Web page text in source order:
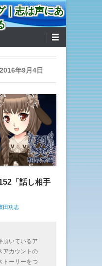
｜志は声にあ
2016年9月4日
「話し相手
田功志
頂いているア
アカウントの
トーリーをつ